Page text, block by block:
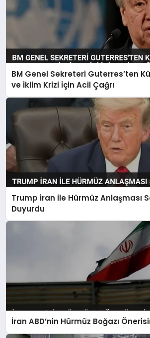
BM Genel Sekreteri Guterres’ten
ve İklim Krizi İçin Acil Çağrı
Trump İran ile Hürmüz Anlaşması
Duyurdu
İran ABD’nin Hürmüz Boğazı